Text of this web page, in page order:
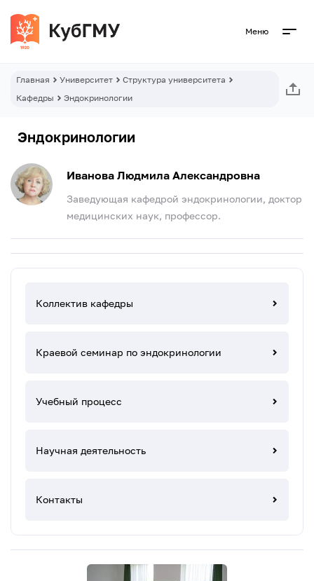
Меню
Главная Университет
Структура университета
Кафедры
Эндокринологии
Эндокринологии
Иванова Людмила Александровна
Заведующая кафедрой эндокринологии, доктор
медицинских наук, профессор.
Коллектив кафедры
Краевой семинар по эндокринологии
Учебный процесс
Научная деятельность
Контакты